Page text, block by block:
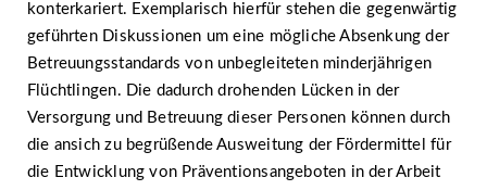
konterkariert. Exemplarisch hierfür stehen die gegenwärtig
geführten Diskussionen um eine mögliche Absenkung der
Betreuungsstandards von unbegleiteten minderjährigen
Flüchtlingen. Die dadurch drohenden Lücken in der
Versorgung und Betreuung dieser Personen können durch
die ansich zu begrüßende Ausweitung der Fördermittel für
die Entwicklung von Präventionsangeboten in der Arbeit